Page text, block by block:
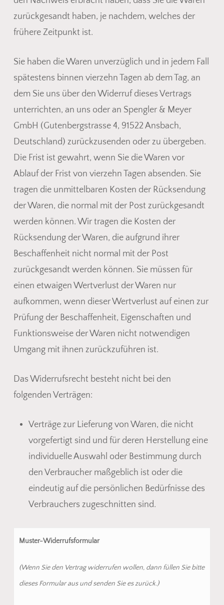
Es befinden sich keine Produkte
im Warenkorb.
Go To Shop
zurückgesandt haben, je nachdem, welches der
frühere Zeitpunkt ist.
Sie haben die Waren unverzüglich und in jedem Fall
spätestens binnen vierzehn Tagen ab dem Tag, an
dem Sie uns über den Widerruf dieses Vertrags
unterrichten, an uns oder an Spengler & Meyer
GmbH (Gutenbergstrasse 4, 91522 Ansbach,
Deutschland) zurückzusenden oder zu übergeben.
Die Frist ist gewahrt, wenn Sie die Waren vor
Ablauf der Frist von vierzehn Tagen absenden. Sie
tragen die unmittelbaren Kosten der Rücksendung
der Waren, die normal mit der Post zurückgesandt
werden können. Wir tragen die Kosten der
Rücksendung der Waren, die aufgrund ihrer
Beschaffenheit nicht normal mit der Post
zurückgesandt werden können. Sie müssen für
einen etwaigen Wertverlust der Waren nur
aufkommen, wenn dieser Wertverlust auf einen zur
Prüfung der Beschaffenheit, Eigenschaften und
Funktionsweise der Waren nicht notwendigen
Umgang mit ihnen zurückzuführen ist.
Das Widerrufsrecht besteht nicht bei den
folgenden Verträgen:
Verträge zur Lieferung von Waren, die nicht
vorgefertigt sind und für deren Herstellung eine
individuelle Auswahl oder Bestimmung durch
den Verbraucher maßgeblich ist oder die
eindeutig auf die persönlichen Bedürfnisse des
Verbrauchers zugeschnitten sind.
Muster-Widerrufsformular
(Wenn Sie den Vertrag widerrufen wollen, dann füllen Sie bitte
dieses Formular aus und senden Sie es zurück.)